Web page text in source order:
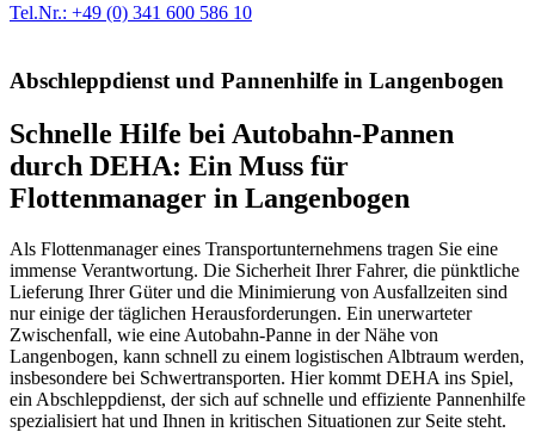
Tel.Nr.: +49 (0) 341 600 586 10
Abschleppdienst und Pannenhilfe in Langenbogen
Schnelle Hilfe bei Autobahn-Pannen
durch DEHA: Ein Muss für
Flottenmanager in Langenbogen
Als Flottenmanager eines Transportunternehmens tragen Sie eine
immense Verantwortung. Die Sicherheit Ihrer Fahrer, die pünktliche
Lieferung Ihrer Güter und die Minimierung von Ausfallzeiten sind
nur einige der täglichen Herausforderungen. Ein unerwarteter
Zwischenfall, wie eine Autobahn-Panne in der Nähe von
Langenbogen, kann schnell zu einem logistischen Albtraum werden,
insbesondere bei Schwertransporten. Hier kommt DEHA ins Spiel,
ein Abschleppdienst, der sich auf schnelle und effiziente Pannenhilfe
spezialisiert hat und Ihnen in kritischen Situationen zur Seite steht.